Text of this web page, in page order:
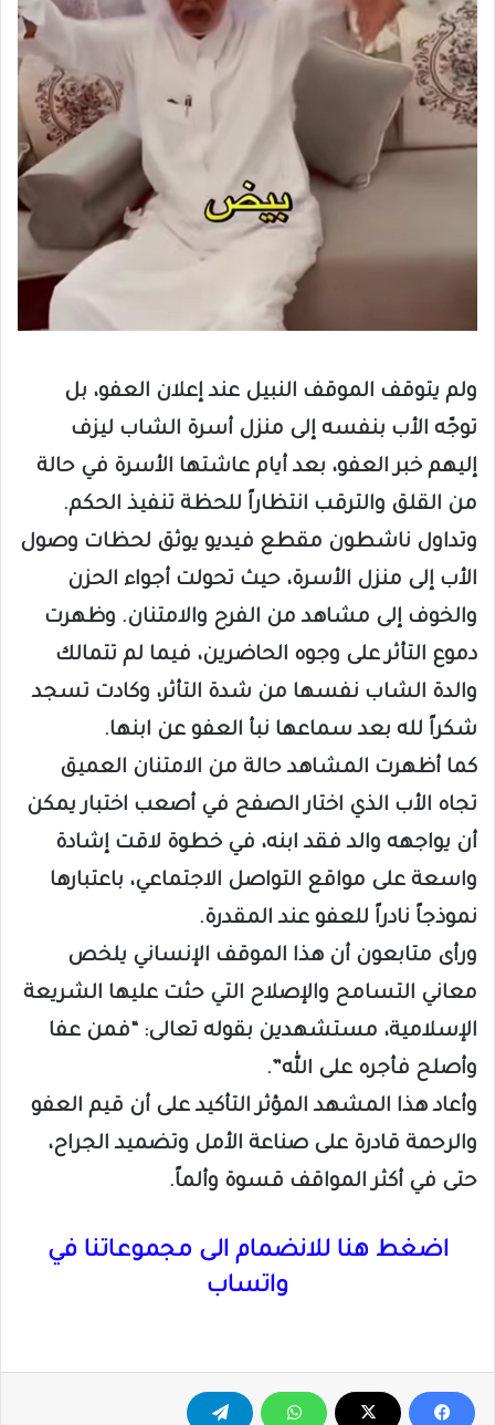
ولم يتوقف الموقف النبيل عند إعلان العفو، بل
توجّه الأب بنفسه إلى منزل أسرة الشاب ليزف
إليهم خبر العفو، بعد أيام عاشتها الأسرة في حالة
من القلق والترقب انتظاراً للحظة تنفيذ الحكم.
وتداول ناشطون مقطع فيديو يوثق لحظات وصول
الأب إلى منزل الأسرة، حيث تحولت أجواء الحزن
والخوف إلى مشاهد من الفرح والامتنان. وظهرت
دموع التأثر على وجوه الحاضرين، فيما لم تتمالك
والدة الشاب نفسها من شدة التأثر، وكادت تسجد
شكراً لله بعد سماعها نبأ العفو عن ابنها.
كما أظهرت المشاهد حالة من الامتنان العميق
تجاه الأب الذي اختار الصفح في أصعب اختبار يمكن
أن يواجهه والد فقد ابنه، في خطوة لاقت إشادة
واسعة على مواقع التواصل الاجتماعي، باعتبارها
نموذجاً نادراً للعفو عند المقدرة.
ورأى متابعون أن هذا الموقف الإنساني يلخص
معاني التسامح والإصلاح التي حثت عليها الشريعة
الإسلامية، مستشهدين بقوله تعالى: “فمن عفا
وأصلح فأجره على الله”.
وأعاد هذا المشهد المؤثر التأكيد على أن قيم العفو
والرحمة قادرة على صناعة الأمل وتضميد الجراح،
حتى في أكثر المواقف قسوة وألماً.
اضغط هنا للانضمام الى مجموعاتنا في
واتساب